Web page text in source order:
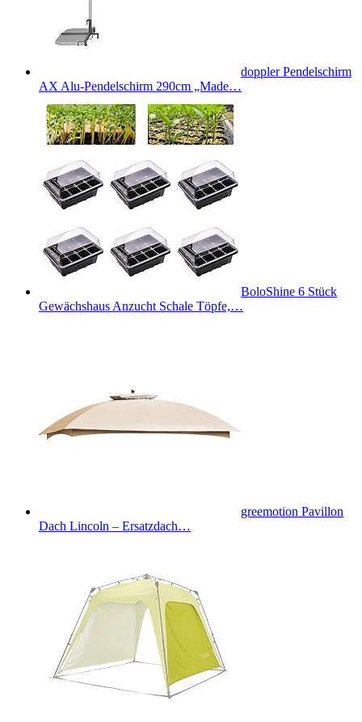
doppler Pendelschirm
AX Alu-Pendelschirm 290cm „Made…
BoloShine 6 Stück
Gewächshaus Anzucht Schale Töpfe,…
greemotion Pavillon
Dach Lincoln – Ersatzdach…